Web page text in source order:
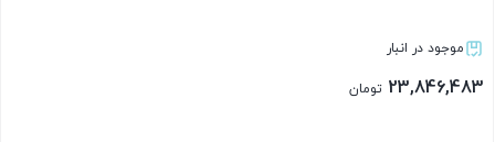
موجود در انبار
23,846,483 تومان